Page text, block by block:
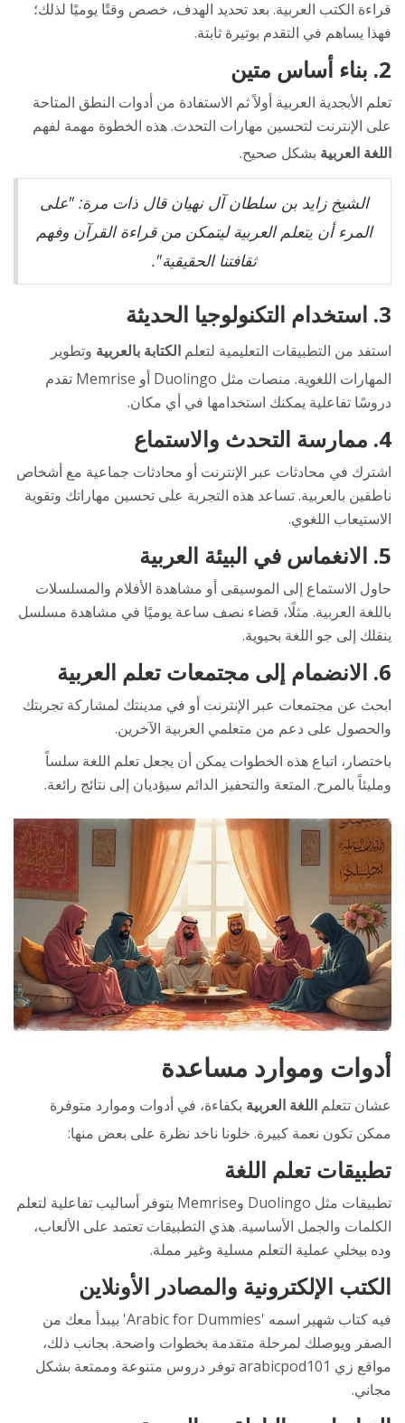
قراءة الكتب العربية. بعد تحديد الهدف، خصص وقتًا يوميًا لذلك؛
فهذا يساهم في التقدم بوتيرة ثابتة.
2. بناء أساس متين
تعلم الأبجدية العربية أولاً ثم الاستفادة من أدوات النطق المتاحة
على الإنترنت لتحسين مهارات التحدث. هذه الخطوة مهمة لفهم
اللغة العربية بشكل صحيح.
الشيخ زايد بن سلطان آل نهيان قال ذات مرة: "على
المرء أن يتعلم العربية ليتمكن من قراءة القرآن وفهم
ثقافتنا الحقيقية".
3. استخدام التكنولوجيا الحديثة
استفد من التطبيقات التعليمية لتعلم الكتابة بالعربية وتطوير
المهارات اللغوية. منصات مثل Duolingo أو Memrise تقدم
دروسًا تفاعلية يمكنك استخدامها في أي مكان.
4. ممارسة التحدث والاستماع
اشترك في محادثات عبر الإنترنت أو محادثات جماعية مع أشخاص
ناطقين بالعربية. تساعد هذه التجربة على تحسين مهاراتك وتقوية
الاستيعاب اللغوي.
5. الانغماس في البيئة العربية
حاول الاستماع إلى الموسيقى أو مشاهدة الأفلام والمسلسلات
باللغة العربية. مثلًا، قضاء نصف ساعة يوميًا في مشاهدة مسلسل
ينقلك إلى جو اللغة بحيوية.
6. الانضمام إلى مجتمعات تعلم العربية
ابحث عن مجتمعات عبر الإنترنت أو في مدينتك لمشاركة تجربتك
والحصول على دعم من متعلمي العربية الآخرين.
باختصار، اتباع هذه الخطوات يمكن أن يجعل تعلم اللغة سلساً
ومليئاً بالمرح. المتعة والتحفيز الدائم سيؤديان إلى نتائج رائعة.
أدوات وموارد مساعدة
عشان تتعلم اللغة العربية بكفاءة، في أدوات وموارد متوفرة
ممكن تكون نعمة كبيرة. خلونا ناخد نظرة على بعض منها:
تطبيقات تعلم اللغة
تطبيقات مثل Duolingo وMemrise بتوفر أساليب تفاعلية لتعلم
الكلمات والجمل الأساسية. هذي التطبيقات تعتمد على الألعاب،
وده بيخلي عملية التعلم مسلية وغير مملة.
الكتب الإلكترونية والمصادر الأونلاين
فيه كتاب شهير اسمه 'Arabic for Dummies' بيبدأ معك من
الصفر ويوصلك لمرحلة متقدمة بخطوات واضحة. بجانب ذلك،
مواقع زي arabicpod101 توفر دروس متنوعة وممتعة بشكل
مجاني.